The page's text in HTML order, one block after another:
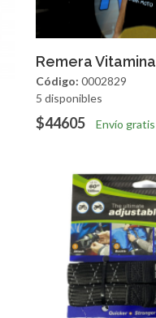
Agregar
Remera Vitamina
Código: 0002829
5 disponibles
$44605 Envío gratis